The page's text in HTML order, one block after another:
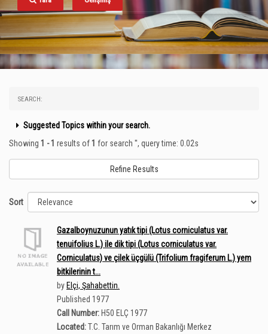
SEARCH:
Suggested Topics within your search.
Showing 1 - 1 results of1 for search '', query time: 0.02s
Refine Results
Sort
Gazalboynuzunun yatık tipi (Lotus corniculatus var.
tenuifolius L.) ile dik tipi (Lotus corniculatus var.
Corniculatus) ve çilek üçgülü (Trifolium fragiferum L.) yem
bitkilerinin t...
by Elçi, Şahabettin.
Published 1977
Call Number: H50 ELÇ 1977
Located:T.C. Tarım ve Orman Bakanlığı Merkez